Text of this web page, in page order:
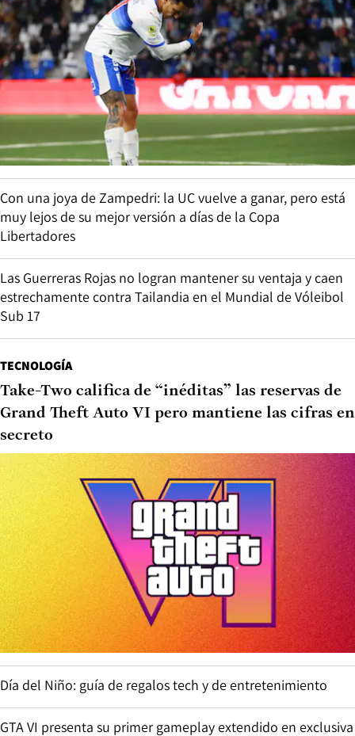
Con una joya de Zampedri: la UC vuelve a ganar, pero está
muy lejos de su mejor versión a días de la Copa
Libertadores
Las Guerreras Rojas no logran mantener su ventaja y caen
estrechamente contra Tailandia en el Mundial de Vóleibol
Sub 17
TECNOLOGÍA
Take-Two califica de “inéditas” las reservas de
Grand Theft Auto VI pero mantiene las cifras en
secreto
Día del Niño: guía de regalos tech y de entretenimiento
GTA VI presenta su primer gameplay extendido en exclusiva